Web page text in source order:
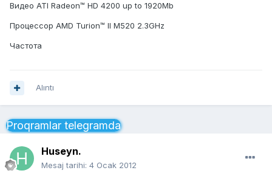
Видео ATI Radeon™ HD 4200 up to 1920Mb
Процессор AMD Turion™ II M520 2.3GHz
Частота
Alıntı
Proqramlar telegramda
Huseyn.
Mesaj tarihi: 4 Ocak 2012